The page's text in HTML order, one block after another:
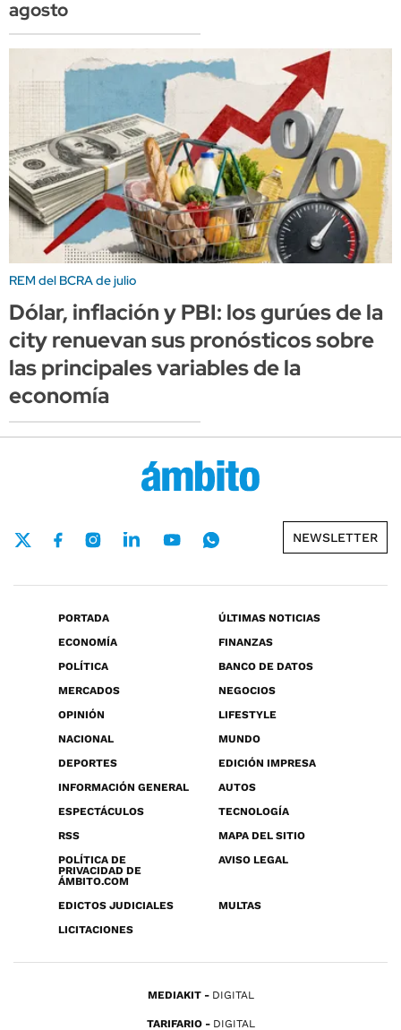
agosto
REM del BCRA de julio
Dólar, inflación y PBI: los gurúes de la
city renuevan sus pronósticos sobre
las principales variables de la
economía
NEWSLETTER
PORTADA
ÚLTIMAS NOTICIAS
ECONOMÍA
FINANZAS
POLÍTICA
BANCO DE DATOS
MERCADOS
NEGOCIOS
OPINIÓN
LIFESTYLE
NACIONAL
MUNDO
DEPORTES
EDICIÓN IMPRESA
INFORMACIÓN GENERAL
AUTOS
ESPECTÁCULOS
TECNOLOGÍA
RSS
MAPA DEL SITIO
POLÍTICA DE
PRIVACIDAD DE
ÁMBITO.COM
AVISO LEGAL
EDICTOS JUDICIALES
MULTAS
LICITACIONES
MEDIAKIT DIGITAL
TARIFARIO DIGITAL